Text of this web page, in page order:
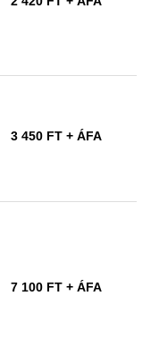
3 450 FT + ÁFA
7 100 FT + ÁFA